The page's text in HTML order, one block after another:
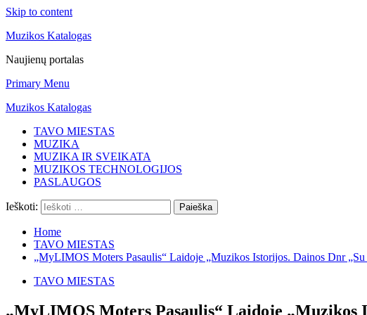
Skip to content
Muzikos Katalogas
Naujienų portalas
Primary Menu
Muzikos Katalogas
TAVO MIESTAS
MUZIKA
MUZIKA IR SVEIKATA
MUZIKOS TECHNOLOGIJOS
PASLAUGOS
Ieškoti:
Home
TAVO MIESTAS
„MyLIMOS Moters Pasaulis“ Laidoje „Muzikos Istorijos. Dainos Dnr
TAVO MIESTAS
„MyLIMOS Moters Pasaulis“ Laidoje